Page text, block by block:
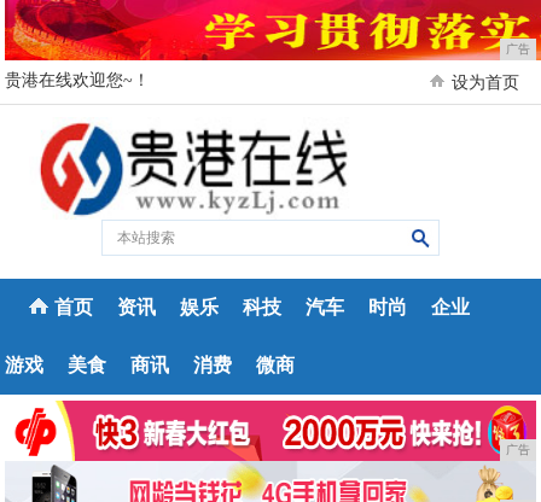
广告
贵港在线欢迎您~！ 设为首页
首页 资讯 娱乐 科技 汽车 时尚 企业
游戏 美食 商讯 消费 微商
广告